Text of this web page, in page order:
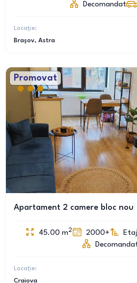
Decomandat
Locație:
Brașov, Astra
Promovat
Apartament 2 camere bloc nou
45.00 m2 2000+
Locație:
Craiova